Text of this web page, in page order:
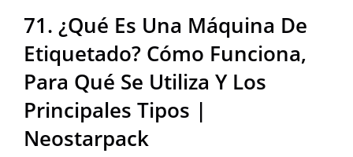
Vendido En 50 Países
Fabricante De Equipos De
Embalaje Industrial De Alta
Calidad | Neostarpack Co.,
Ltd.
71. ¿Qué Es Una Máquina De
Etiquetado? Cómo Funciona,
Para Qué Se Utiliza Y Los
Principales Tipos |
Neostarpack